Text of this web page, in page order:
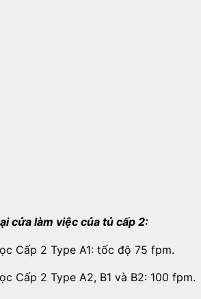
cửa làm việc của tủ cấp 2:
Cấp 2 Type A1: tốc độ 75 fpm.
Cấp 2 Type A2, B1 và B2: 100 fpm.